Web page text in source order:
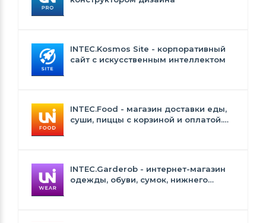
INTEC.Kosmos Site - корпоративный
сайт с искусственным интеллектом
INTEC.Food - магазин доставки еды,
суши, пиццы с корзиной и оплатой.
INTEC.Garderob - интернет-магазин
одежды, обуви, сумок, нижнего